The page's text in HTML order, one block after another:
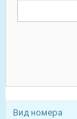
Вид номера